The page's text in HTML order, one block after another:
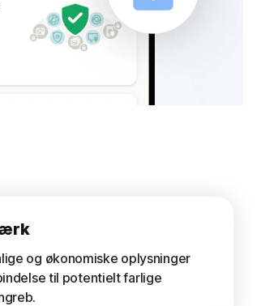
og økonomiske oplysninger
til potentielt farlige